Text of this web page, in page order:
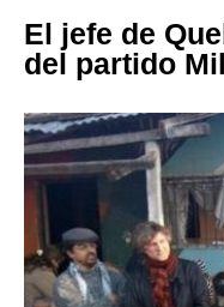
El jefe de
del partido